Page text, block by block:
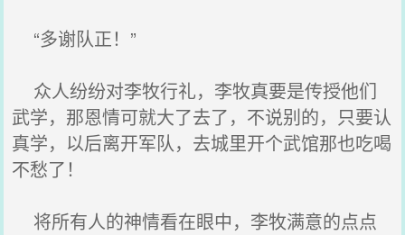
“多谢队正！”
众人纷纷对李牧行礼，李牧真要是传授他们
武学，那恩情可就大了去了，不说别的，只要认
真学，以后离开军队，去城里开个武馆那也吃喝
不愁了！
将所有人的神情看在眼中，李牧满意的点点